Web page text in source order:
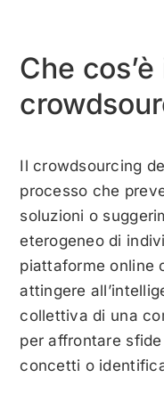
Che cos’è
Il crowdsourcing
processo che
soluzioni o
eterogeneo di
piattaforme online
attingere
collettiva di una
per affrontare
concetti o